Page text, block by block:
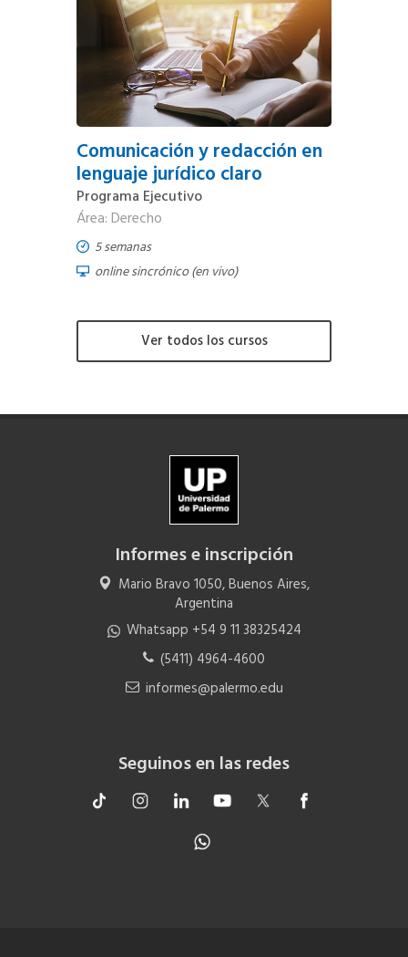
Comunicación y redacción en
lenguaje jurídico claro
Programa Ejecutivo
Área: Derecho
5 semanas
online sincrónico (en vivo)
Ver todos los cursos
Informes e inscripción
Mario Bravo 1050, Buenos Aires,
Argentina
Whatsapp +54 9 11 38325424
(5411) 4964-4600
informes@palermo.edu
Seguinos en las redes